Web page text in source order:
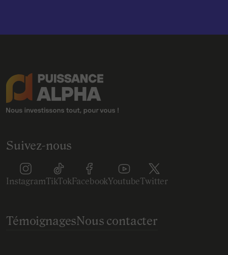
Suivez-nous
InstagramTikTokFacebookYoutubeTwitter
TémoignagesNous contacter